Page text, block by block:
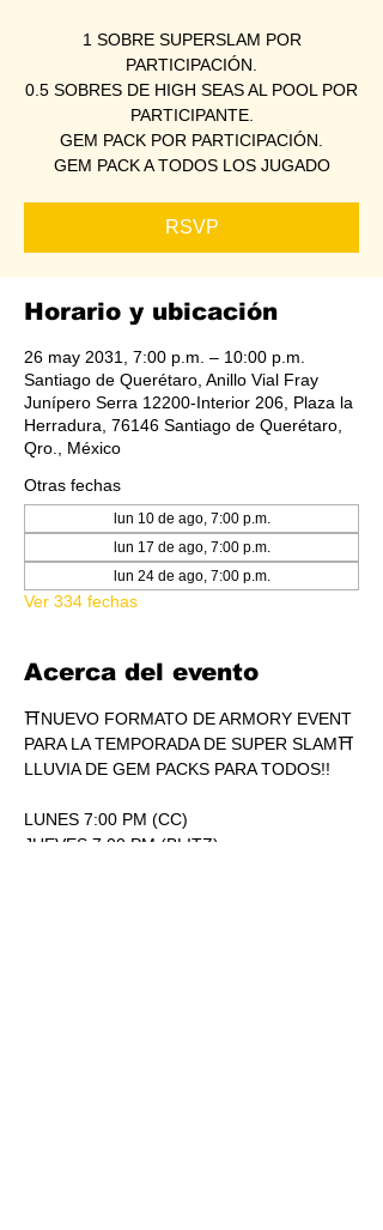
1 SOBRE SUPERSLAM POR
PARTICIPACIÓN.
0.5 SOBRES DE HIGH SEAS AL POOL POR
PARTICIPANTE.
GEM PACK POR PARTICIPACIÓN.
GEM PACK A TODOS LOS JUGADO
RSVP
Horario y ubicación
26 may 2031, 7:00 p.m. – 10:00 p.m.
Santiago de Querétaro, Anillo Vial Fray
Junípero Serra 12200-Interior 206, Plaza la
Herradura, 76146 Santiago de Querétaro,
Qro., México
Otras fechas
lun 10 de ago, 7:00 p.m.
lun 17 de ago, 7:00 p.m.
lun 24 de ago, 7:00 p.m.
Ver 334 fechas
Acerca del evento
⛩NUEVO FORMATO DE ARMORY EVENT
PARA LA TEMPORADA DE SUPER SLAM⛩
LLUVIA DE GEM PACKS PARA TODOS!!
LUNES 7:00 PM (CC)
JUEVES 7:00 PM (BLITZ)